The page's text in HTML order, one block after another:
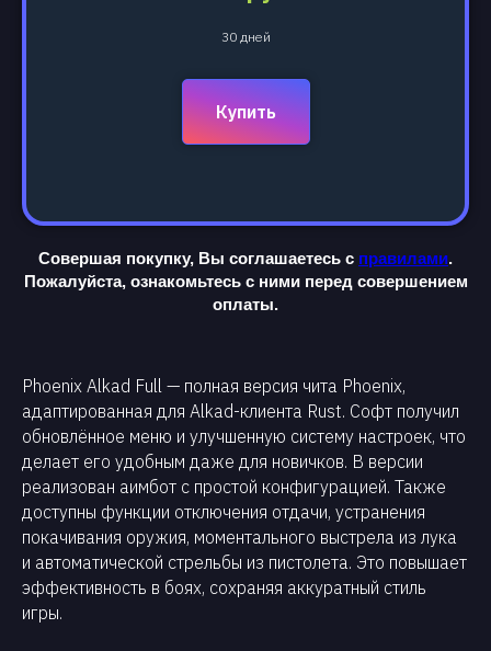
30 дней
Купить
Совершая покупку, Вы соглашаетесь с правилами.
Пожалуйста, ознакомьтесь с ними перед совершением
оплаты.
Phoenix Alkad Full — полная версия чита Phoenix,
адаптированная для Alkad-клиента Rust. Софт получил
обновлённое меню и улучшенную систему настроек, что
делает его удобным даже для новичков. В версии
реализован аимбот с простой конфигурацией. Также
доступны функции отключения отдачи, устранения
покачивания оружия, моментального выстрела из лука
и автоматической стрельбы из пистолета. Это повышает
эффективность в боях, сохраняя аккуратный стиль
игры.